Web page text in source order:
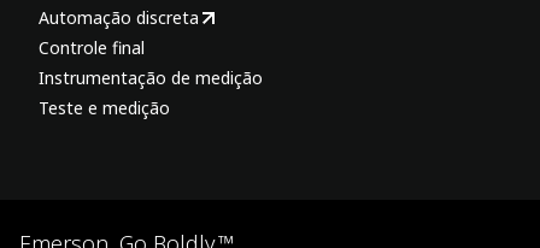
Automação discreta
Controle final
Instrumentação de medição
Teste e medição